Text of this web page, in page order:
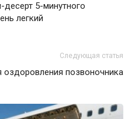
5-минутного
легкий
Следующая статья
позвоночника